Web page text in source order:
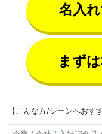
名入
まず
【こんな方/シーンへおすす